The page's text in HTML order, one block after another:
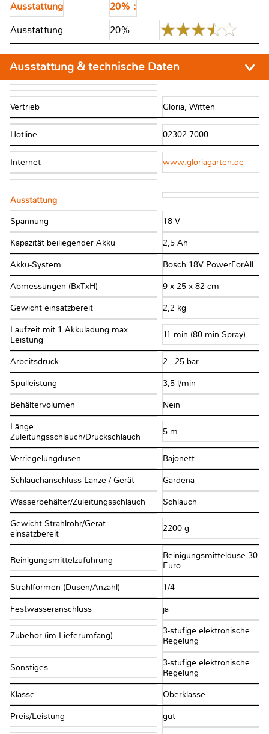
Ausstattung
20% :
Ausstattung
20%
Ausstattung & technische Daten
Vertrieb Gloria, Witten
Hotline 02302 7000
Internet www.gloriagarten.de
Ausstattung
Spannung 18 V
Kapazität beiliegender Akku 2,5 Ah
Akku-System Bosch 18V PowerForAll
Abmessungen (BxTxH) 9 x 25 x 82 cm
Gewicht einsatzbereit 2,2 kg
Laufzeit mit 1 Akkuladung max.
Leistung
11 min (80 min Spray)
Arbeitsdruck 2 - 25 bar
Spülleistung 3,5 l/min
Behältervolumen Nein
Länge
Zuleitungsschlauch/Druckschlauch
5 m
Verriegelungdüsen Bajonett
Schlauchanschluss Lanze / Gerät Gardena
Wasserbehälter/Zuleitungsschlauch Schlauch
Gewicht Strahlrohr/Gerät
einsatzbereit
2200 g
Reinigungsmittelzuführung
Reinigungsmitteldüse 30
Euro
Strahlformen (Düsen/Anzahl) 1/4
Festwasseranschluss ja
Zubehör (im Lieferumfang)
3-stufige elektronische
Regelung
Sonstiges
3-stufige elektronische
Regelung
Klasse Oberklasse
Preis/Leistung gut